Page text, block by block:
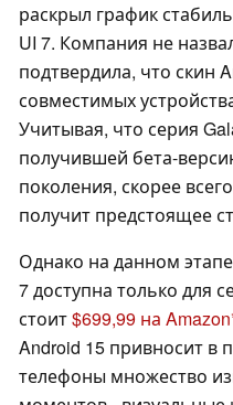
раскрыл график
UI 7. Компания не
подтвердила, что скин
совместимых
Учитывая, что серия
получившей бета-
поколения, скорее
получит предстоящее
Однако на данном
7 доступна только для
стоит$699,99 на Amazon
Android 15 привносит в
телефоны множество